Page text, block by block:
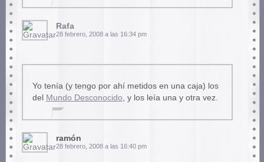
Rafa
28 febrero, 2008 a las 16:34 pm
Yo tenía (y tengo por ahí metidos en una caja) los
del
Mundo Desconocido, y los leía una y otra vez.
ramón
28 febrero, 2008 a las 16:40 pm